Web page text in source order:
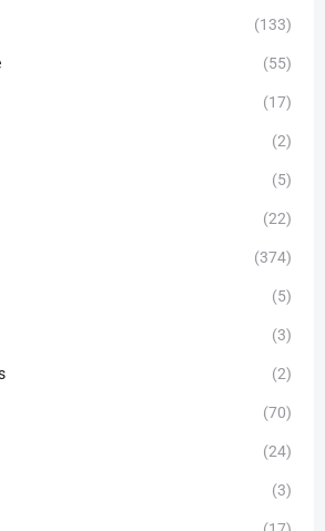
(133)
(55)
(17)
(2)
(5)
(22)
(374)
(5)
(3)
(2)
(70)
(24)
(3)